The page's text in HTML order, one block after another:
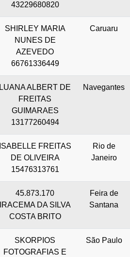
43229680820
SHIRLEY MARIA
NUNES DE
AZEVEDO
66761336449
Caruaru
LUANA ALBERT DE
FREITAS
GUIMARAES
13177260494
Navegantes
ISABELLE FREITAS
DE OLIVEIRA
15476313761
Rio de
Janeiro
45.873.170
IRACEMA DA SILVA
COSTA BRITO
Feira de
Santana
SKORPIOS
FOTOGRAFIAS E
São Paulo